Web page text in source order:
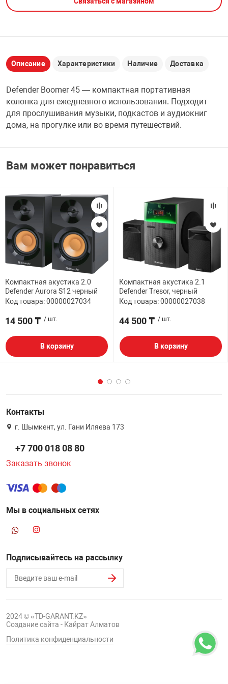
USB ХАБЫ
CARD RIDER
НАБОР ДЛЯ
Описание Характеристики Наличие Доставка
Defender Boomer 45 — компактная портативная
колонка для ежедневного использования. Подходит
для прослушивания музыки, подкастов и аудиокниг
дома, на прогулке или во время путешествий.
Вам может понравиться
Компактная акустика 2.0
Defender Aurora S12 черный
Код товара: 00000027034
14 500 ₸ / шт.
В корзину
Компактная акустика 2.1
Defender Tresor, черный
Код товара: 00000027038
44 500 ₸ / шт.
В корзину
Контакты
г. Шымкент, ул. Гани Иляева 173
+7 700 018 08 80
Заказать звонок
Мы в социальных сетях
Подписывайтесь на рассылку
2024 © «TD-GARANT.KZ»
Создание сайта - Кайрат Алматов
Политика конфиденциальности